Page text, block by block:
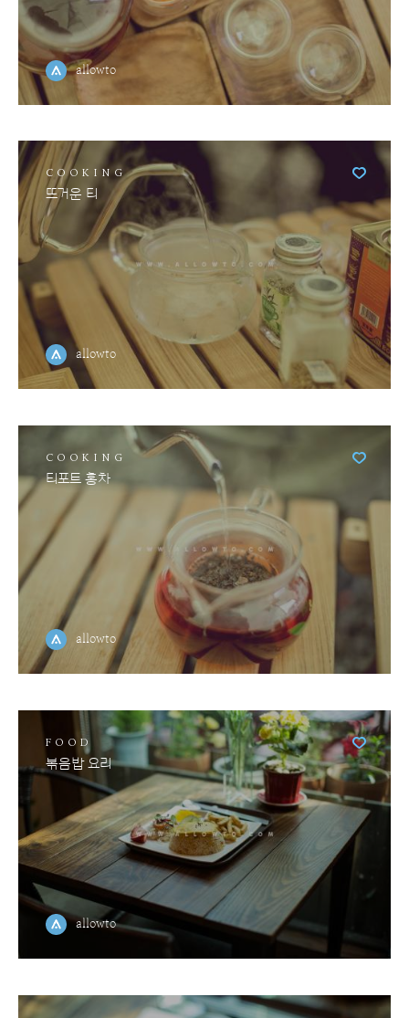
allowto
COOKING
뜨거운 티
allowto
COOKING
티포트 홍차
allowto
FOOD
볶음밥 요리
allowto